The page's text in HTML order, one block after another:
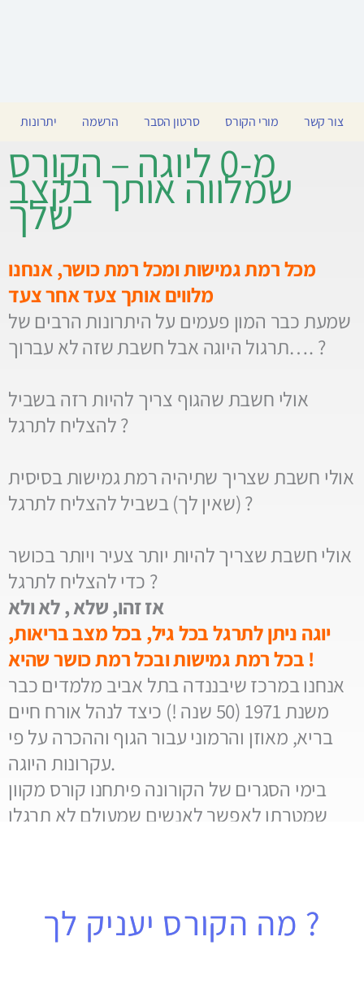
יתרונות הרשמה סרטון הסבר מורי הקורס צור קשר
מ-0 ליוגה – הקורס
שמלווה אותך בקצב
שלך
מכל רמת גמישות ומכל רמת כושר, אנחנו
מלווים אותך צעד אחר צעד
שמעת כבר המון פעמים על היתרונות הרבים של
תרגול היוגה אבל חשבת שזה לא עברוך…. ?
אולי חשבת שהגוף צריך להיות רזה בשביל
להצליח לתרגל ?
אולי חשבת שצריך שתיהיה רמת גמישות בסיסית
(שאין לך) בשביל להצליח לתרגל ?
אולי חשבת שצריך להיות יותר צעיר ויותר בכושר
כדי להצליח לתרגל ?
אז זהו, שלא , לא ולא
יוגה ניתן לתרגל בכל גיל, בכל מצב בריאות,
בכל רמת גמישות ובכל רמת כושר שהיא !
אנחנו במרכז שיבננדה בתל אביב מלמדים כבר
משנת 1971 (50 שנה !) כיצד לנהל אורח חיים
בריא, מאוזן והרמוני עבור הגוף וההכרה על פי
עקרונות היוגה.
בימי הסגרים של הקורונה פיתחנו קורס מקוון
שמטרתו לאפשר לאנשים שמעולם לא תרגלו
מה הקורס יעניק לך ?